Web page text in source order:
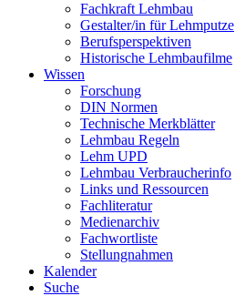
Fachkraft Lehmbau
Gestalter/in für Lehmputze
Berufsperspektiven
Historische Lehmbaufilme
Wissen
Forschung
DIN Normen
Technische Merkblätter
Lehmbau Regeln
Lehm UPD
Lehmbau Verbraucherinfo
Links und Ressourcen
Fachliteratur
Medienarchiv
Fachwortliste
Stellungnahmen
Kalender
Suche